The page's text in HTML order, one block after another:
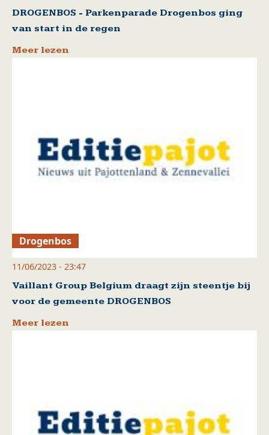
DROGENBOS - Parkenparade Drogenbos ging
van start in de regen
Meer lezen
Drogenbos
11/06/2023 - 23:47
Vaillant Group Belgium draagt zijn steentje bij
voor de gemeente DROGENBOS
Meer lezen